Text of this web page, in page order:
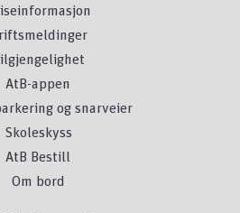
AtB-appen
og snarveier
Skoleskyss
AtB Bestill
Om bord